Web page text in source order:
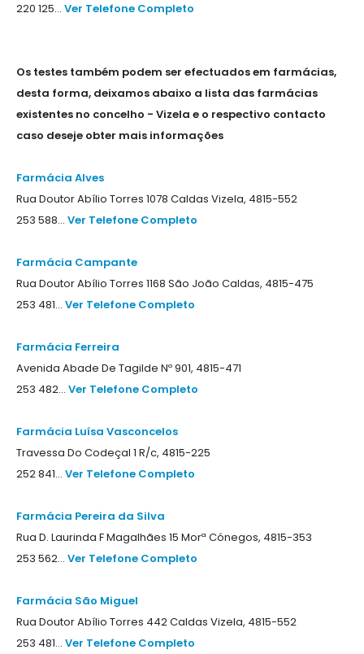
220 125... Ver Telefone Completo
Os testes também podem ser efectuados em farmácias,
desta forma, deixamos abaixo a lista das farmácias
existentes no concelho - Vizela e o respectivo contacto
caso deseje obter mais informações
Farmácia Alves
Rua Doutor Abílio Torres 1078 Caldas Vizela, 4815-552
253 588... Ver Telefone Completo
Farmácia Campante
Rua Doutor Abílio Torres 1168 São João Caldas, 4815-475
253 481... Ver Telefone Completo
Farmácia Ferreira
Avenida Abade De Tagilde Nº 901, 4815-471
253 482... Ver Telefone Completo
Farmácia Luísa Vasconcelos
Travessa Do Codeçal 1 R/c, 4815-225
252 841... Ver Telefone Completo
Farmácia Pereira da Silva
Rua D. Laurinda F Magalhães 15 Morª Cónegos, 4815-353
253 562... Ver Telefone Completo
Farmácia São Miguel
Rua Doutor Abílio Torres 442 Caldas Vizela, 4815-552
253 481... Ver Telefone Completo